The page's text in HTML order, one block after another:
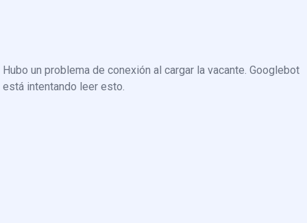
Hubo un problema de conexión al cargar la vacante. Googlebot
está intentando leer esto.